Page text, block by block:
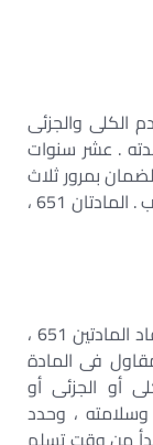
الكلى والجزئى
. عشر سنوات
بمرور ثلاث
سنوات من تاريخ حصول التهدم أو ظهور العيب . المادتان 651 ،
المقرر – فى قضاء محكمة النقض – أن مفاد المادتين 651 ،
فى المادة
أو الجزئى أو
وسلامته ، وحدد